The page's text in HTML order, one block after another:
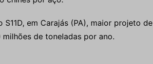
em Carajás (PA), maior projeto de
de toneladas por ano.